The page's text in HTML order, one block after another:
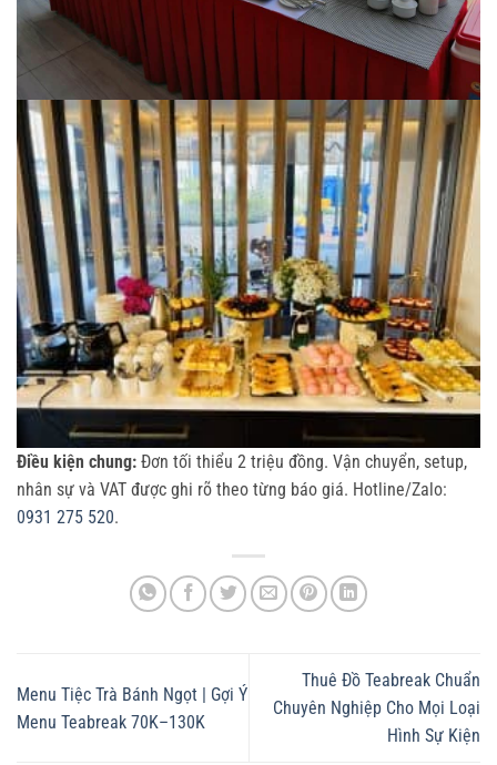
Điều kiện chung: Đơn tối thiểu 2 triệu đồng. Vận chuyển, setup,
nhân sự và VAT được ghi rõ theo từng báo giá. Hotline/Zalo:
0931 275 520.
Menu Tiệc Trà Bánh Ngọt | Gợi Ý
Menu Teabreak 70K–130K
Thuê Đồ Teabreak Chuẩn
Chuyên Nghiệp Cho Mọi Loại
Hình Sự Kiện